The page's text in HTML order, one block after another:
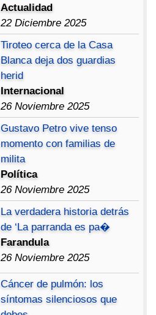
Actualidad
22 Diciembre 2025
Tiroteo cerca de la Casa
Blanca deja dos guardias
herid
Internacional
26 Noviembre 2025
Gustavo Petro vive tenso
momento con familias de
milita
Política
26 Noviembre 2025
La verdadera historia detrás
de ‘La parranda es pa�
Farandula
26 Noviembre 2025
Cáncer de pulmón: los
síntomas silenciosos que